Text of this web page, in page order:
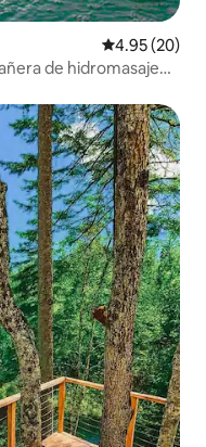
Calificación
4.95 (20)
de hidromasaje